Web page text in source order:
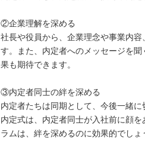
②企業理解を深める
社長や役員から、企業理念や事業内
す。また、内定者へのメッセージを
果も期待できます。
③内定者同士の絆を深める
内定者たちは同期として、今後一緒に
内定式は、内定者同士が入社前に顔
ラムは、絆を深めるのに効果的でしょ